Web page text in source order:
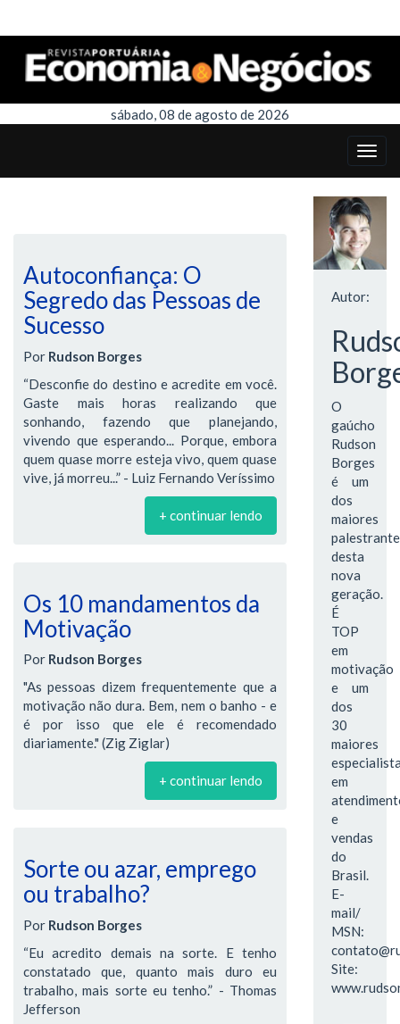
sábado, 08 de agosto de 2026
Autoconfiança: O
Segredo das Pessoas de
Sucesso
Por Rudson Borges
“Desconfie do destino e acredite em você.
Gaste mais horas realizando que
sonhando, fazendo que planejando,
vivendo que esperando... Porque, embora
quem quase morre esteja vivo, quem quase
vive, já morreu...” - Luiz Fernando Veríssimo
+ continuar lendo
Os 10 mandamentos da
Motivação
Por Rudson Borges
"As pessoas dizem frequentemente que a
motivação não dura. Bem, nem o banho - e
é por isso que ele é recomendado
diariamente." (Zig Ziglar)
+ continuar lendo
Sorte ou azar, emprego
ou trabalho?
Por Rudson Borges
“Eu acredito demais na sorte. E tenho
constatado que, quanto mais duro eu
trabalho, mais sorte eu tenho.” - Thomas
Jefferson
Autor:
O
gaúcho
Rudson
Borges
é um
dos
maiores
desta
nova
geração.
É
TOP
em
motivação
e um
dos
30
maiores
em
e
vendas
do
Brasil.
E-
mail/
MSN:
Site: